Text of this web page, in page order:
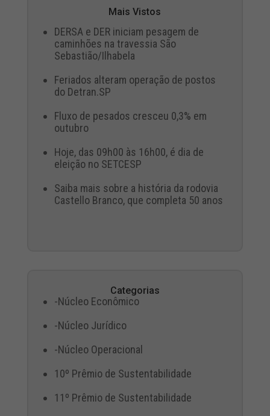
Mais Vistos
DERSA e DER iniciam pesagem de
caminhões na travessia São
Sebastião/Ilhabela
Feriados alteram operação de postos
do Detran.SP
Fluxo de pesados cresceu 0,3% em
outubro
Hoje, das 09h00 às 16h00, é dia de
eleição no SETCESP
Saiba mais sobre a história da rodovia
Castello Branco, que completa 50 anos
Categorias
-Núcleo Econômico
-Núcleo Jurídico
-Núcleo Operacional
10º Prêmio de Sustentabilidade
11º Prêmio de Sustentabilidade